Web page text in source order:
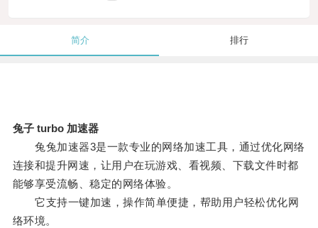
简介 排行
兔子 turbo 加速器
兔兔加速器3是一款专业的网络加速工具，通过优化网络
连接和提升网速，让用户在玩游戏、看视频、下载文件时都
能够享受流畅、稳定的网络体验。
它支持一键加速，操作简单便捷，帮助用户轻松优化网
络环境。